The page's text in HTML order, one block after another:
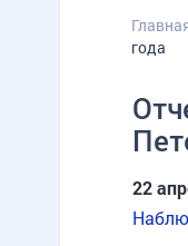
года
22